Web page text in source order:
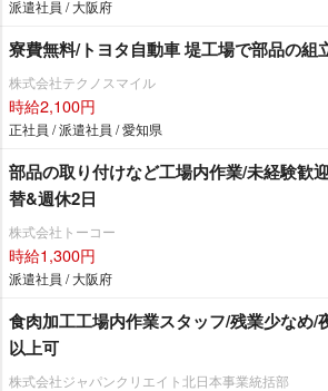
派遣社員 / 大阪府
寮費無料/トヨタ自動車 堤工場で部品の組
株式会社テクノスマイル
時給2,100円
正社員 / 派遣社員 / 愛知県
部品の取り付けなど工場内作業/未経験歓
替&週休2日
株式会社トーコー
時給1,300円
派遣社員 / 大阪府
食肉加工工場内作業スタッフ/残業少なめ/
以上可
株式会社ジャパンクリエイト北日本事業統括部